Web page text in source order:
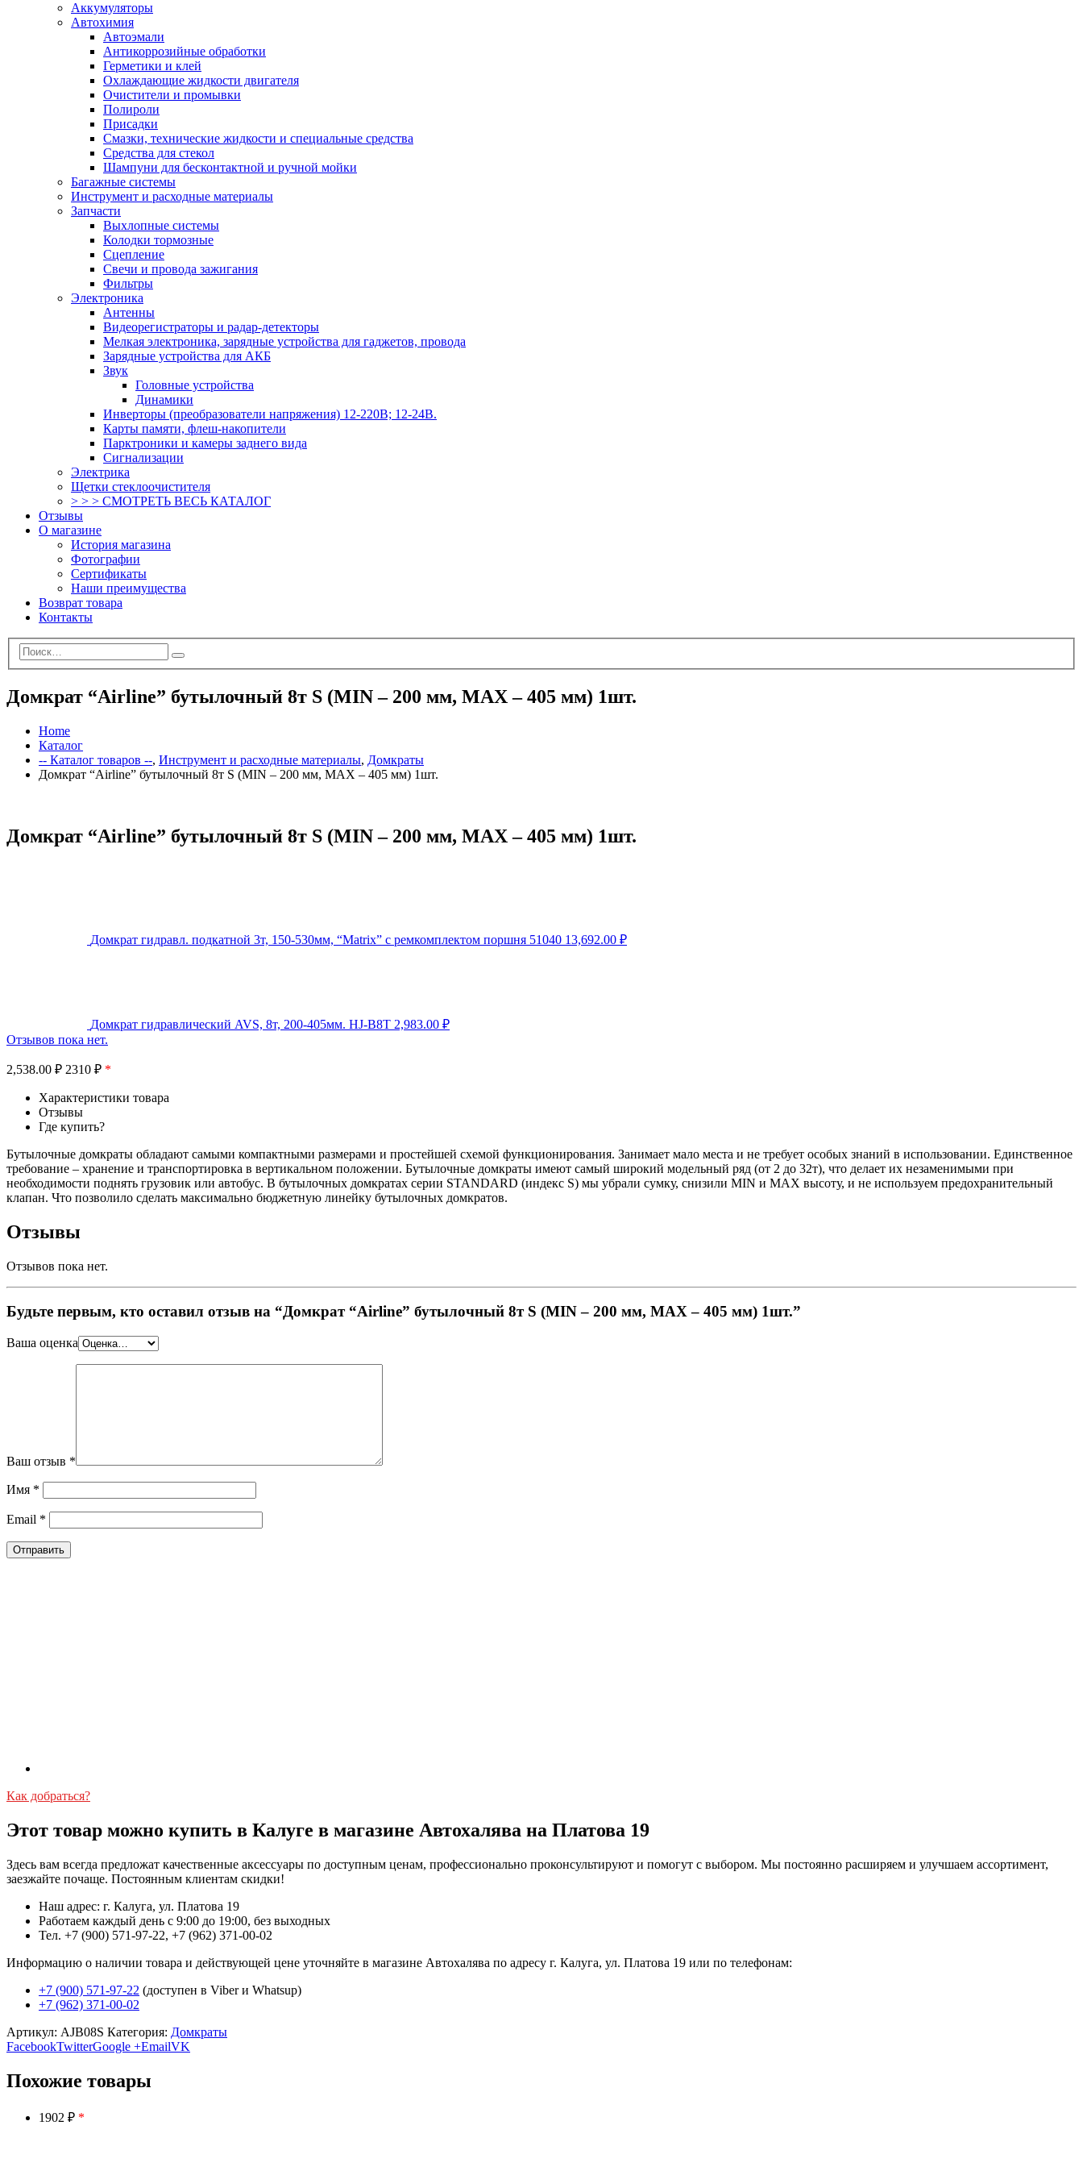
Аккумуляторы
Автохимия
Автоэмали
Антикоррозийные обработки
Герметики и клей
Охлаждающие жидкости двигателя
Очистители и промывки
Полироли
Присадки
Смазки, технические жидкости и специальные средства
Средства для стекол
Шампуни для бесконтактной и ручной мойки
Багажные системы
Инструмент и расходные материалы
Запчасти
Выхлопные системы
Колодки тормозные
Сцепление
Свечи и провода зажигания
Фильтры
Электроника
Антенны
Видеорегистраторы и радар-детекторы
Мелкая электроника, зарядные устройства для гаджетов, провода
Зарядные устройства для АКБ
Звук
Головные устройства
Динамики
Инверторы (преобразователи напряжения) 12-220В; 12-24В.
Карты памяти, флеш-накопители
Парктроники и камеры заднего вида
Сигнализации
Электрика
Щетки стеклоочистителя
> > > СМОТРЕТЬ ВЕСЬ КАТАЛОГ
Отзывы
О магазине
История магазина
Фотографии
Сертификаты
Наши преимущества
Возврат товара
Контакты
Домкрат “Airline” бутылочный 8т S (MIN – 200 мм, MAX – 405 мм) 1шт.
Home
Каталог
-- Каталог товаров --, Инструмент и расходные материалы, Домкраты
Домкрат “Airline” бутылочный 8т S (MIN – 200 мм, MAX – 405 мм) 1шт.
Домкрат “Airline” бутылочный 8т S (MIN – 200 мм, MAX – 405 мм) 1шт.
Домкрат гидравл. подкатной 3т, 150-530мм, “Matrix” с ремкомплектом поршня 51040 13,692.00 ₽
Домкрат гидравлический AVS, 8т, 200-405мм. HJ-B8T 2,983.00 ₽
Отзывов пока нет.
2,538.00 ₽ 2310 ₽ *
Характеристики товара
Отзывы
Где купить?
Бутылочные домкраты обладают самыми компактными размерами и простейшей схемой функционирования. Занимает мало места и не требует особых знаний в использовании. Единственное
требование – хранение и транспортировка в вертикальном положении. Бутылочные домкраты имеют самый широкий модельный ряд (от 2 до 32т), что делает их незаменимыми при
необходимости поднять грузовик или автобус. В бутылочных домкратах серии STANDARD (индекс S) мы убрали сумку, снизили MIN и MAX высоту, и не используем предохранительный
клапан. Что позволило сделать максимально бюджетную линейку бутылочных домкратов.
Отзывы
Отзывов пока нет.
Будьте первым, кто оставил отзыв на “Домкрат “Airline” бутылочный 8т S (MIN – 200 мм, MAX – 405 мм) 1шт.”
Ваша оценка
Ваш отзыв *
Имя *
Email *
Как добраться?
Этот товар можно купить в Калуге в магазине Автохалява на Платова 19
Здесь вам всегда предложат качественные аксессуары по доступным ценам, профессионально проконсультируют и помогут с выбором. Мы постоянно расширяем и улучшаем ассортимент,
заезжайте почаще. Постоянным клиентам скидки!
Наш адрес: г. Калуга, ул. Платова 19
Работаем каждый день с 9:00 до 19:00, без выходных
Тел. +7 (900) 571-97-22, +7 (962) 371-00-02
Информацию о наличии товара и действующей цене уточняйте в магазине Автохалява по адресу г. Калуга, ул. Платова 19 или по телефонам:
+7 (900) 571-97-22 (доступен в Viber и Whatsup)
+7 (962) 371-00-02
Артикул: AJB08S Категория: Домкраты
FacebookTwitterGoogle +EmailVK
Похожие товары
1902 ₽ *